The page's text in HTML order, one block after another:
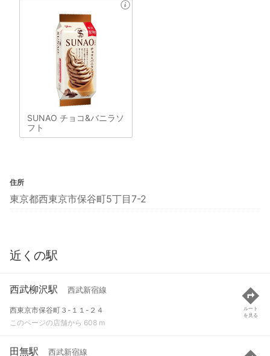
SUNAO チョコ&バニラソ
フト
住所
東京都西東京市保谷町5丁目7-2
近くの駅
西武柳沢駅 西武新宿線
西東京市保谷町３-１１-２４
このページの店舗から 608 m
ルート
を見る
田無駅 西武新宿線